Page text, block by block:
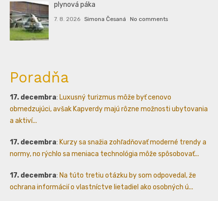
plynová páka
7. 8. 2026 Simona Česaná No comments
Poradňa
17. decembra: Luxusný turizmus môže byť cenovo
obmedzujúci, avšak Kapverdy majú rôzne možnosti ubytovania
a aktiví...
17. decembra: Kurzy sa snažia zohľadňovať moderné trendy a
normy, no rýchlo sa meniaca technológia môže spôsobovať...
17. decembra: Na túto tretiu otázku by som odpovedal, že
ochrana informácií o vlastníctve lietadiel ako osobných ú...